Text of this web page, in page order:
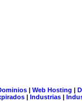
| Web Hosting |
| Industrias |